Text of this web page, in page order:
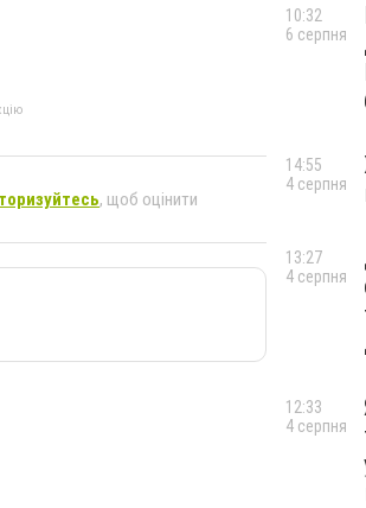
, щоб оцінити
10:32
6 серпня
14:55
4 серпня
13:27
4 серпня
12:33
4 серпня